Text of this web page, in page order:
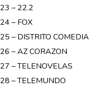
23 – 22.2
24 – FOX
25 – DISTRITO COMEDIA
26 – AZ CORAZON
27 – TELENOVELAS
28 – TELEMUNDO